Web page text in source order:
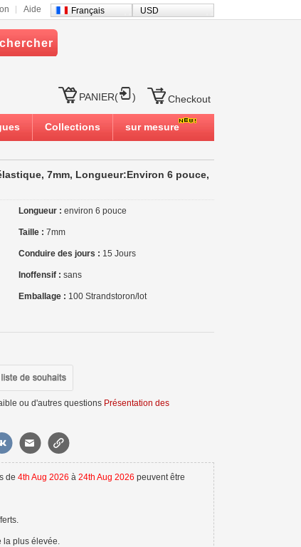
Aide Français USD
PANIER( ) Checkout
Collections sur mesure
7mm, Longueur:Environ 6 pouce,
Longueur : environ 6 pouce
Taille : 7mm
Conduire des jours : 15 Jours
Inoffensif : sans
Emballage : 100 Strandstoron/lot
ou d'autres questions Présentation des
de 4th Aug 2026 à 24th Aug 2026 peuvent être
la plus élevée.